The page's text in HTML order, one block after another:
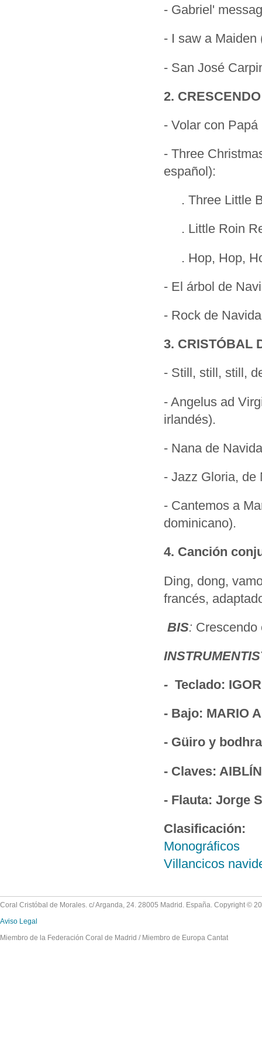
- Gabriel'
- I saw a Maiden
- San José
2. CRESCENDO
- Volar con
- Three
español):
. Three Little
. Little Roin
. Hop, Hop,
- El árbol de
- Rock de
3. CRISTÓBAL
- Still, still, still,
- Angelus ad
irlandés).
- Nana de
- Jazz Gloria, de
- Cantemos a
dominicano).
4. Canción
Ding, dong,
francés,
BIS: Crescendo
- Teclado:
- Bajo: MARIO
- Güiro y
- Claves:
- Flauta: Jorge
Clasificación:
Monográficos
Villancicos
Coral Cristóbal de Morales. c/ Arganda, 24. 28005 Madrid. España. Copyright ©
Aviso Legal
Miembro de la Federación Coral de Madrid / Miembro de Europa Cantat